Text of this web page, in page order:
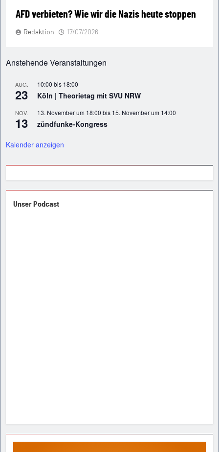
AFD verbieten? Wie wir die Nazis heute stoppen
Redaktion 17/07/2026
Anstehende Veranstaltungen
AUG.
23
10:00 bis 18:00
Köln | Theorietag mit SVU NRW
NOV.
13
13. November um 18:00 bis 15. November um 14:00
zündfunke-Kongress
Kalender anzeigen
Unser Podcast